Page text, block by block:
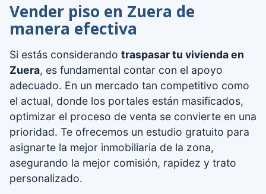
Vender piso en Zuera de
manera efectiva
Si estás considerando traspasar tu vivienda en
Zuera, es fundamental contar con el apoyo
adecuado. En un mercado tan competitivo como
el actual, donde los portales están masificados,
optimizar el proceso de venta se convierte en una
prioridad. Te ofrecemos un estudio gratuito para
asignarte la mejor inmobiliaria de la zona,
asegurando la mejor comisión, rapidez y trato
personalizado.